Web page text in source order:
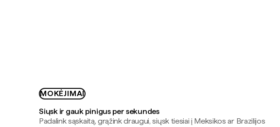
MOKĖJIMAI
Siųsk ir gauk pinigus per sekundes
Padalink sąskaitą, grąžink draugui, siųsk tiesiai į Meksikos ar Brazilijos